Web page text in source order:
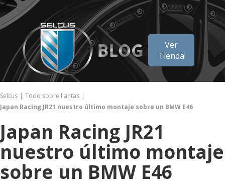
Ver
Tienda
Selcus
Todo sobre llantas
Japan Racing JR21 nuestro último montaje sobre un BMW E46
Japan Racing JR21
nuestro último montaje
sobre un BMW E46